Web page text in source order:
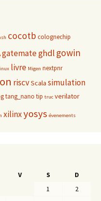
cocotb colognechip
gatemateghdlgowin
livre Migen nextpnr
riscvScala simulation
tang_nano tip truc verilator
xilinxyosys évenements
V S
D
1
2